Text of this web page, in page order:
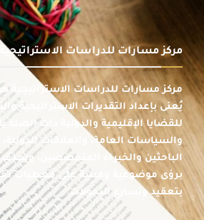
مركز مسارات للدراسات الاستراتيجية
مركز مسارات للدراسات الاستراتيجية
يُعنى بإعداد التقديرات الاستراتيجية
للقضايا الإقليمية والدولية ذات الصلة
والسياسات العامة، والعلاقات
الباحثين والخبراء المتخصصين، ويهدف
برؤى موضوعية ومبنية على معطيات
بتعقيد وتسارع التحولات.